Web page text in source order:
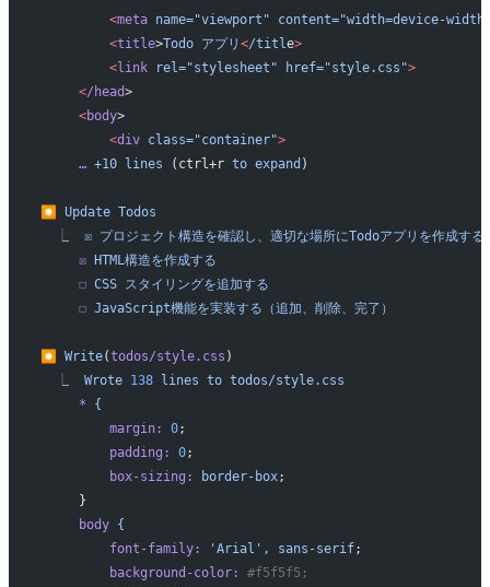
         <
meta name="viewport" content="width=device-
         <
title>Todo アプリ </title>
         <
link rel="stylesheet" href="style.css">
     <
/head>
     <
body>
         <
div class="container">
     …
+10 lines (ctrl+r to expand )
⏺ Update Todos
  ☒
プロジェクト構造を確認し、適切な場所にTodoアプリを作成する
     ☒
HTML構造を作成する
     ☐
CSS スタイリングを追加する
     ☐
JavaScript機能を実装する（追加、削除、完了）
⏺ Write(todos/style.css )
  Wrote
138 lines to todos/style.css
     *
{
         margin:
0;
         padding:
0;
         box-sizing:
border-box;
     }
     body
{
         font-family:
'Arial', sans-serif;
         background-color:
#f5f5f5;